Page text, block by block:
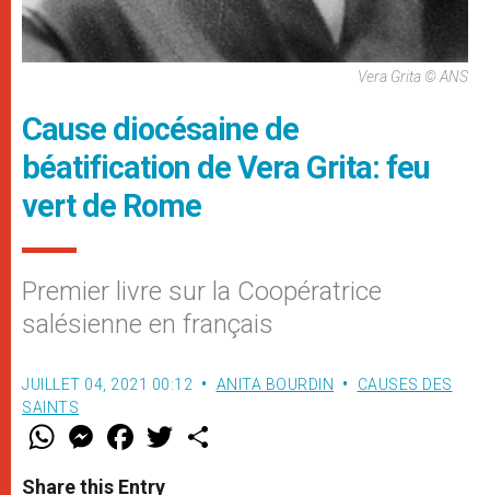
Vera Grita © ANS
Cause diocésaine de
béatification de Vera Grita: feu
vert de Rome
Premier livre sur la Coopératrice
salésienne en français
JUILLET 04, 2021 00:12 ANITA BOURDIN
CAUSES DES
SAINTS
W
t
M
e
s
F
a
e
w
Share this Entry